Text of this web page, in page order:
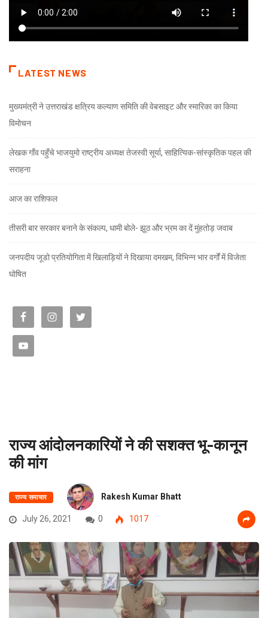
LATEST NEWS
मुख्यमंत्री ने उत्तराखंड क्षत्रिय कल्याण समिति की वेबसाइट और स्मारिका का किया
विमोचन
लेखक गाँव पहुँचे भाजयुमो राष्ट्रीय अध्यक्ष तेजस्वी सूर्या, साहित्यिक-सांस्कृतिक पहल की
सराहना
आज का राशिफल
तीसरी बार सरकार बनाने के संकल्प, धामी बोले- झूठ और भ्रम का दें मुंहतोड़ जवाब
जनपदीय जूडो प्रतियोगिता में खिलाड़ियों ने दिखाया दमखम, विभिन्न भार वर्गों में विजेता
घोषित
राज्य आंदोलनकारियों ने की सशक्त भू-कानून
की मांग
राज्य समाचार Rakesh Kumar Bhatt
July 26, 2021 0 1017